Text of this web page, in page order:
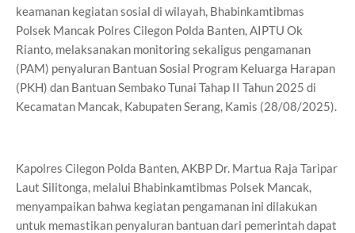
keamanan kegiatan sosial di wilayah, Bhabinkamtibmas
Polsek Mancak Polres Cilegon Polda Banten, AIPTU Ok
Rianto, melaksanakan monitoring sekaligus pengamanan
(PAM) penyaluran Bantuan Sosial Program Keluarga Harapan
(PKH) dan Bantuan Sembako Tunai Tahap II Tahun 2025 di
Kecamatan Mancak, Kabupaten Serang, Kamis (28/08/2025).
Kapolres Cilegon Polda Banten, AKBP Dr. Martua Raja Taripar
Laut Silitonga, melalui Bhabinkamtibmas Polsek Mancak,
menyampaikan bahwa kegiatan pengamanan ini dilakukan
untuk memastikan penyaluran bantuan dari pemerintah dapat